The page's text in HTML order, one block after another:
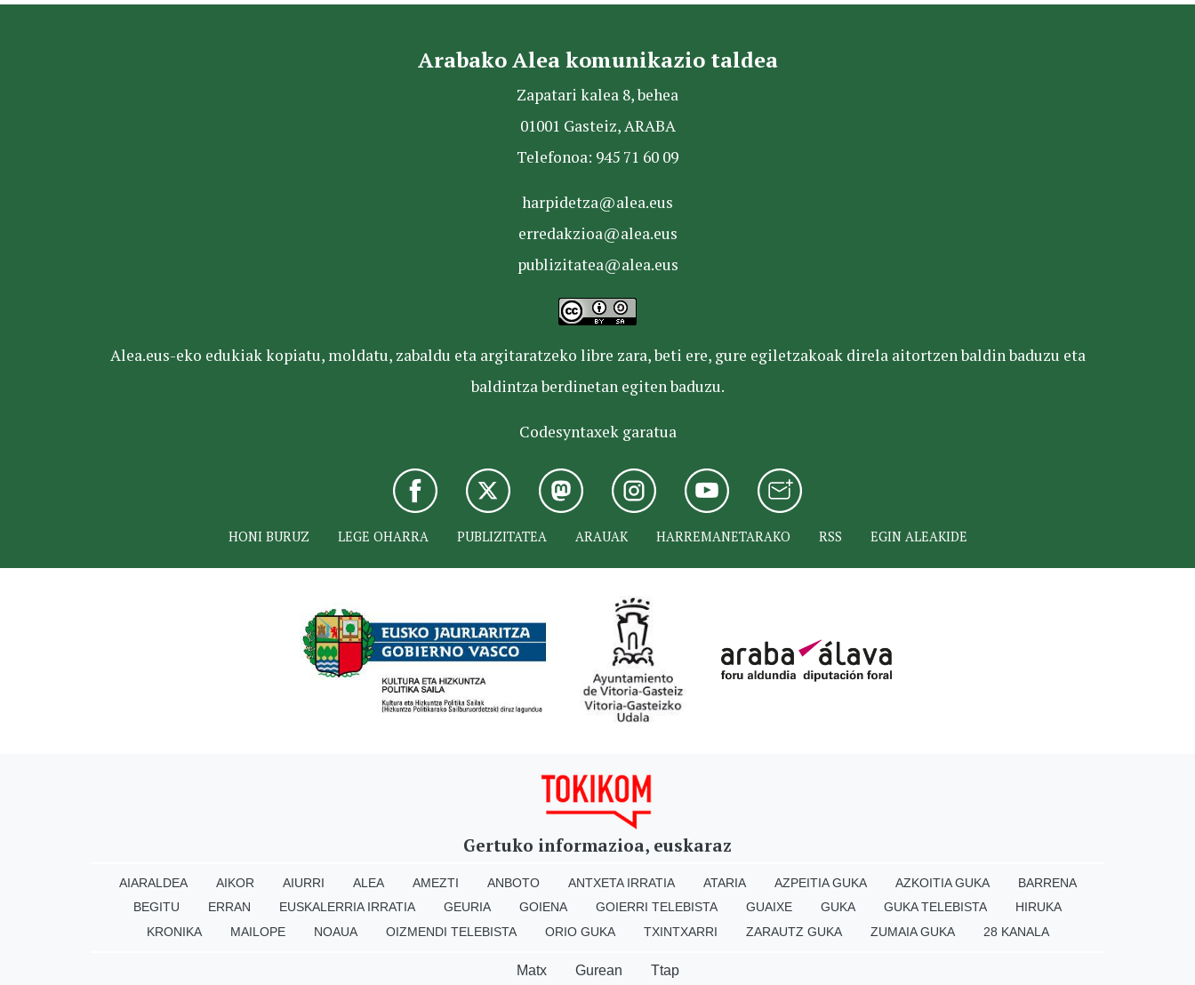
Arabako Alea komunikazio taldea
Zapatari kalea 8, behea
01001 Gasteiz, ARABA
Telefonoa: 945 71 60 09
harpidetza@alea.eus
erredakzioa@alea.eus
publizitatea@alea.eus
Alea.eus-eko edukiak kopiatu, moldatu, zabaldu eta argitaratzeko libre zara, beti ere, gure egiletzakoak direla aitortzen baldin baduzu eta
baldintza berdinetan egiten baduzu.
Codesyntaxek garatua
HONI BURUZ LEGE OHARRA PUBLIZITATEA ARAUAK HARREMANETARAKO RSS EGIN ALEAKIDE
Gertuko informazioa, euskaraz
AIARALDEA AIKOR AIURRI ALEA AMEZTI ANBOTO ANTXETA IRRATIA ATARIA AZPEITIA GUKA AZKOITIA GUKA
BARRENA
BEGITU
ERRAN EUSKALERRIA IRRATIA GEURIA GOIENA GOIERRI TELEBISTA GUAIXE GUKA GUKA TELEBISTA
HIRUKA
KRONIKA
MAILOPE NOAUA OIZMENDI TELEBISTA ORIO GUKA TXINTXARRI ZARAUTZ GUKA ZUMAIA GUKA 28 KANALA
Matx Gurean Ttap